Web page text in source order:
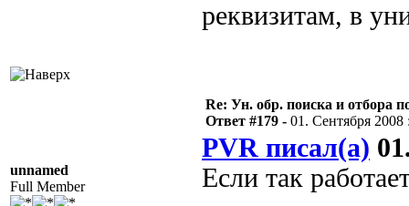
реквизитам, в
unnamed
Full Member
Re: Ун. обр. поиска и отбора
Ответ #179 - 01. Сентября 2008
PVR писал(а)
Если так